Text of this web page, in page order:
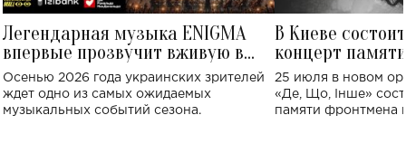
Легендарная музыка ENIGMA
впервые прозвучит вживую в
Украине: где состоится концерт
Осенью 2026 года украинских зрителей
ждет одно из самых ожидаемых
музыкальных событий сезона.
В Киеве
концерт
Клименко:
исполнят песни
25 июля в новом
«Де, Що, Інше»
памяти фронтмена